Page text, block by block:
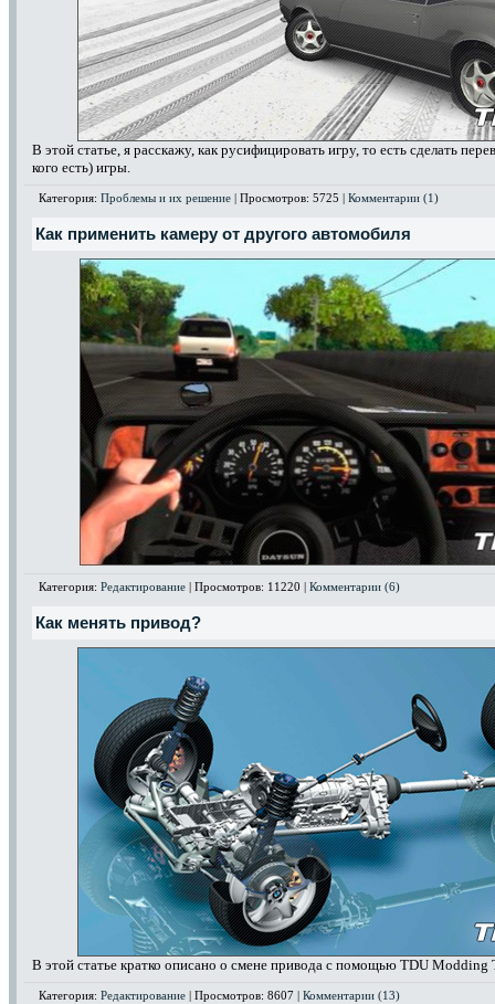
В этой статье, я расскажу, как русифицировать игру, то есть сделать
кого есть) игры.
Категория: Проблемы и их решение | Просмотров: 5725 | Комментарии (1)
Как применить камеру от другого автомобиля
Категория: Редактирование | Просмотров: 11220 | Комментарии (6)
Как менять привод?
В этой статье кратко описано о смене привода с помощью TDU Modding
Категория: Редактирование | Просмотров: 8607 | Комментарии (13)